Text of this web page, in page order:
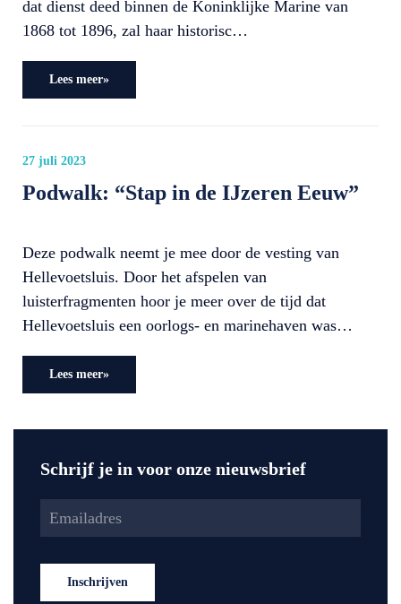
dat dienst deed binnen de Koninklijke Marine van
1868 tot 1896, zal haar historisc…
Lees meer»
27 juli 2023
Podwalk: “Stap in de IJzeren Eeuw”
Deze podwalk neemt je mee door de vesting van
Hellevoetsluis. Door het afspelen van
luisterfragmenten hoor je meer over de tijd dat
Hellevoetsluis een oorlogs- en marinehaven was…
Lees meer»
Schrijf je in voor onze nieuwsbrief
Inschrijven